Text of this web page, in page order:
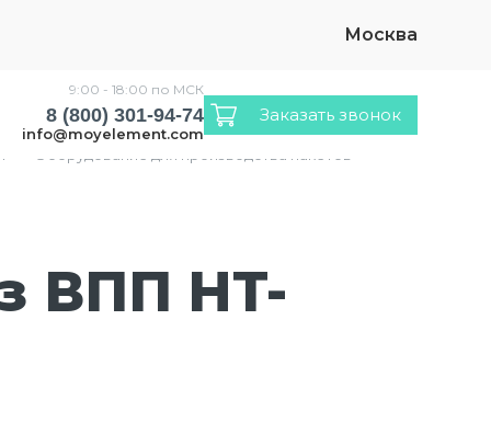
Москва
9:00 - 18:00 по МСК
8 (800) 301-94-74
info@moyelement.com
Заказать звонок
ВПП HT-